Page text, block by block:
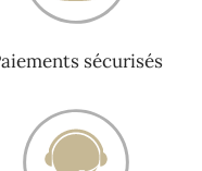
sécurisés